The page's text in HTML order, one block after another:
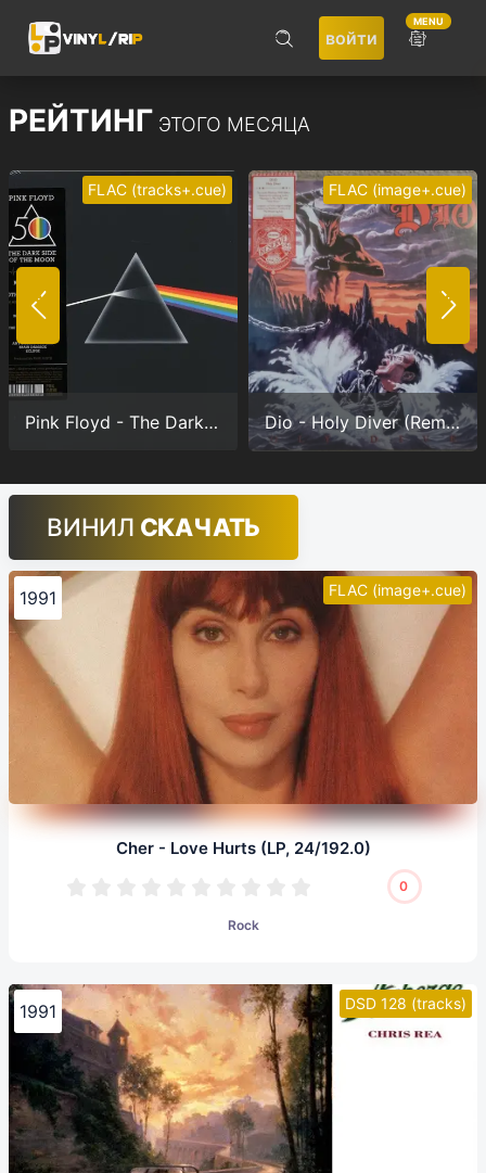
войти
Не запоминать меня
ВОЙТИ
Регистрация
MENU
ПОИСК
РЕЙТИНГ ЭТОГО МЕСЯЦА
FLAC (tracks+.cue)
Pink Floyd - The Dark Side Of The Moon (Anniversary version) (24/192.0)
FLAC (image+.cue)
Dio - Holy Diver (Remastered) (24/96.0)
ВИНИЛ СКАЧАТЬ
FLAC (image+.cue)
1991
Cher - Love Hurts (LP, 24/192.0)
0
Rock
DSD 128 (tracks)
1991